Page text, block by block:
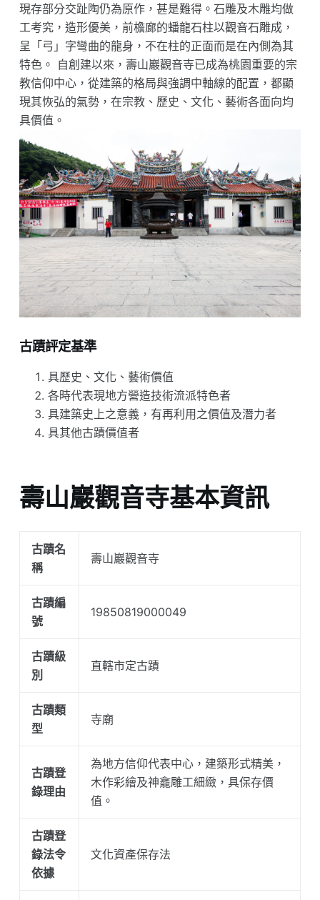
現存部分交趾陶仍為原作，甚是難得。石雕及木雕均做
工考究，造形優美，前檐廊的蟠龍石柱以觀音石雕成，
呈「弓」字彎曲的龍身，不在柱的正面而是在內側為其
特色。 自創建以來，壽山巖觀音寺已成為桃園重要的宗
教信仰中心，從建築的格局與強調中軸線的配置，都顯
現其恢弘的氣勢，在宗教、歷史、文化、藝術各面向均
具價值。
古蹟評定基準
具歷史、文化、藝術價值
各時代表現地方營造技術流派特色者
具建築史上之意義，有再利用之價值及潛力者
具其他古蹟價值者
壽山巖觀音寺基本資訊
古蹟名
稱
壽山巖觀音寺
古蹟編
號
19850819000049
古蹟級
別
直轄市定古蹟
古蹟類
型
寺廟
古蹟登
錄理由
為地方信仰代表中心，建築形式精美，
木作彩繪及神龕雕工細緻，具保存價
值。
古蹟登
錄法令
依據
文化資產保存法